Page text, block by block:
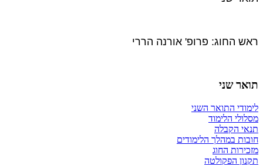
​ראש החוג: פרופ' אורנה הררי
תואר שני
לימודי התואר השני
מסלולי הלימוד
תנאי הקבלה
חובות במהלך הלימודים
מזכירות החוג
תקנון הפקולטה